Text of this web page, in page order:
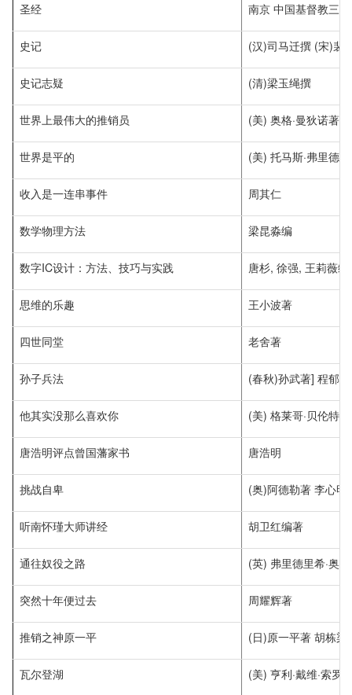
圣经 南京 中国基督教三
史记 (汉)司马迁撰 (宋)裴
史记志疑 (清)梁玉绳撰
世界上最伟大的推销员 (美) 奥格·曼狄诺著
世界是平的 (美) 托马斯·弗里德
收入是一连串事件 周其仁
数学物理方法 梁昆淼编
数字IC设计：方法、技巧与实践 唐杉, 徐强, 王莉薇编
思维的乐趣 王小波著
四世同堂 老舍著
孙子兵法 (春秋)孙武著] 程郁
他其实没那么喜欢你 (美) 格莱哥·贝伦特,
唐浩明评点曾国藩家书 唐浩明
挑战自卑 (奥)阿德勒著 李心明
听南怀瑾大师讲经 胡卫红编著
通往奴役之路 (英) 弗里德里希·奥
突然十年便过去 周耀辉著
推销之神原一平 (日)原一平著 胡栋梁
瓦尔登湖 (美) 亨利·戴维·索罗